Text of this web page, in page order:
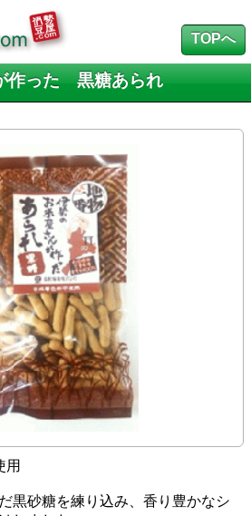
作った 黒糖あられ
用
黒砂糖を練り込み、香り豊かなシ
TOPへ